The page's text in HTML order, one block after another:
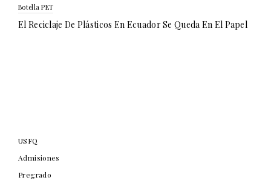
Botella PET
El Reciclaje De Plásticos En Ecuador Se Queda En El Papel
USFQ
Admisiones
Pregrado